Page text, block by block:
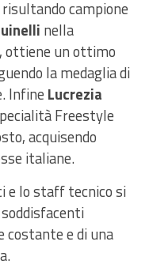
campione
nella
ottiene un ottimo
la medaglia di
Infine Lucrezia
Freestyle
acquisendo
italiane.
e lo staff tecnico si
e di una